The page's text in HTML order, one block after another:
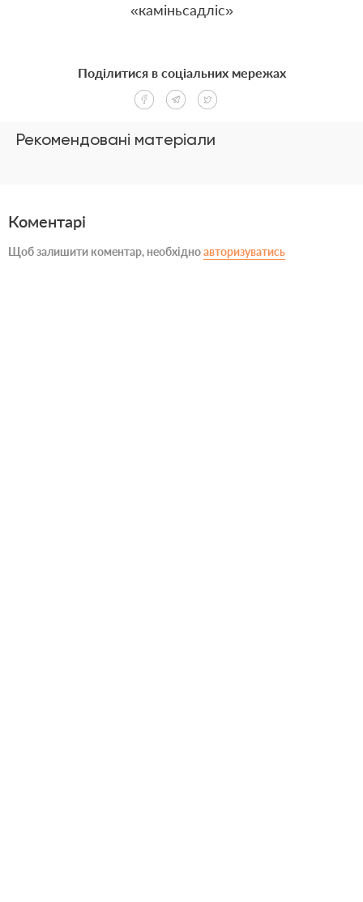
«каміньсадліс»
Рекомендовані матеріали
Поділитися в соціальних мережах
Коментарі
Щоб залишити коментар, необхідноавторизуватись